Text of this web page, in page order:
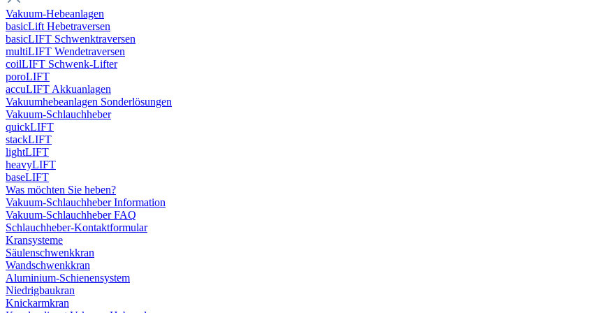
Vakuum-Hebeanlagen
basicLift Hebetraversen
basicLIFT Schwenktraversen
multiLIFT Wendetraversen
coilLIFT Schwenk-Lifter
poroLIFT
accuLIFT Akkuanlagen
Vakuumhebeanlagen Sonderlösungen
Vakuum-Schlauchheber
quickLIFT
stackLIFT
lightLIFT
heavyLIFT
baseLIFT
Was möchten Sie heben?
Vakuum-Schlauchheber Information
Vakuum-Schlauchheber FAQ
Schlauchheber-Kontaktformular
Kransysteme
Säulenschwenkkran
Wandschwenkkran
Aluminium-Schienensystem
Niedrigbaukran
Knickarmkran